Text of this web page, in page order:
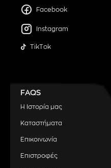
Facebook
Instagram
TikTok
FAQS
Η Ιστορία μας
Καταστήματα
Επικοινωνία
Επιστροφές